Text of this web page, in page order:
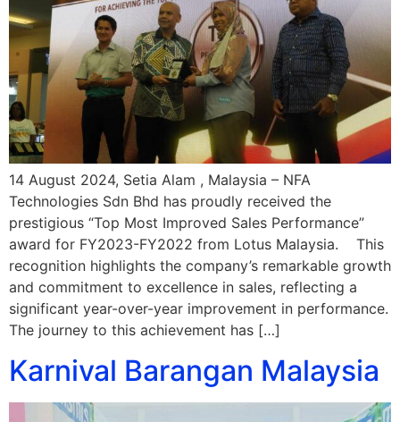
14 August 2024, Setia Alam , Malaysia – NFA
Technologies Sdn Bhd has proudly received the
prestigious “Top Most Improved Sales Performance”
award for FY2023-FY2022 from Lotus Malaysia. This
recognition highlights the company’s remarkable growth
and commitment to excellence in sales, reflecting a
significant year-over-year improvement in performance.
The journey to this achievement has […]
Karnival Barangan Malaysia